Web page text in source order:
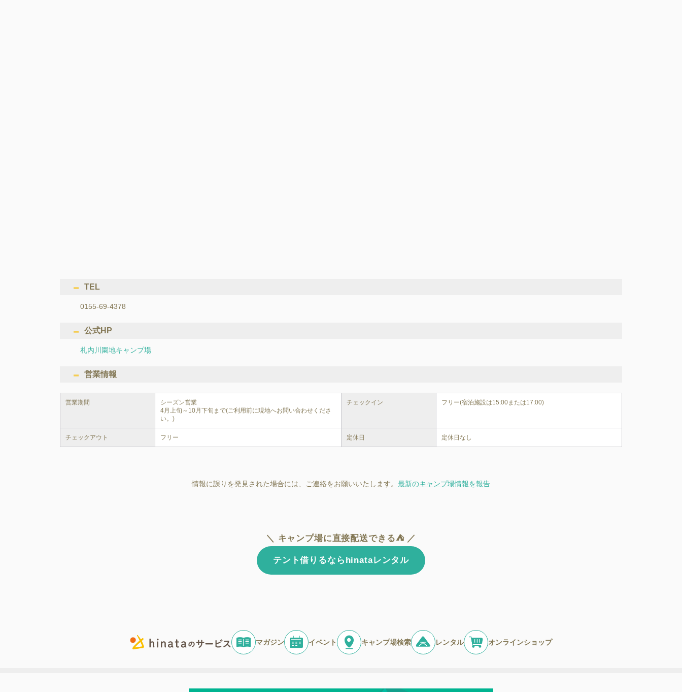
TEL
0155-69-4378
公式HP
札内川園地キャンプ場
営業情報
営業期間
シーズン営業
4月上旬～10月下旬まで(ご利用前に現地へお問い合わせくださ
チェックイン フリー(宿泊施設は15:00または17:00)
チェックアウト フリー 定休日 定休日なし
情報に誤りを発見された場合には、ご連絡をお願いいたします。 最新のキャンプ場情報を報告
＼ キャンプ場に直接配送できる⛺ ／
テント借りるならhinataレンタル
マガジン イベント キャンプ場検索 レンタル オンラインショップ